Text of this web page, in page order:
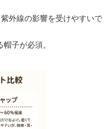
外線の影響を受けやすいで
子が必須。